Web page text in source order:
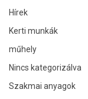
Hírek
Kerti munkák
műhely
Nincs kategorizálva
Szakmai anyagok